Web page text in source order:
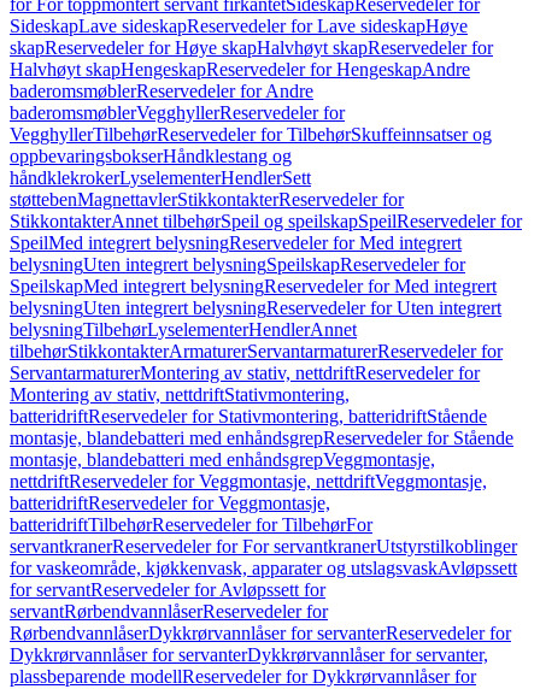
for For toppmontert servant firkantetSideskapReservedeler for
SideskapLave sideskapReservedeler for Lave sideskapHøye
skapReservedeler for Høye skapHalvhøyt skapReservedeler for
Halvhøyt skapHengeskapReservedeler for HengeskapAndre
baderomsmøblerReservedeler for Andre
baderomsmøblerVegghyllerReservedeler for
VegghyllerTilbehørReservedeler for TilbehørSkuffeinnsatser og
oppbevaringsbokserHåndklestang og
håndklekrokerLyselementerHendlerSett
støttebenMagnettavlerStikkontakterReservedeler for
StikkontakterAnnet tilbehørSpeil og speilskapSpeilReservedeler for
SpeilMed integrert belysningReservedeler for Med integrert
belysningUten integrert belysningSpeilskapReservedeler for
SpeilskapMed integrert belysningReservedeler for Med integrert
belysningUten integrert belysningReservedeler for Uten integrert
belysningTilbehørLyselementerHendlerAnnet
tilbehørStikkontakterArmaturerServantarmaturerReservedeler for
ServantarmaturerMontering av stativ, nettdriftReservedeler for
Montering av stativ, nettdriftStativmontering,
batteridriftReservedeler for Stativmontering, batteridriftStående
montasje, blandebatteri med enhåndsgrepReservedeler for Stående
montasje, blandebatteri med enhåndsgrepVeggmontasje,
nettdriftReservedeler for Veggmontasje, nettdriftVeggmontasje,
batteridriftReservedeler for Veggmontasje,
batteridriftTilbehørReservedeler for TilbehørFor
servantkranerReservedeler for For servantkranerUtstyrstilkoblinger
for vaskeområde, kjøkkenvask, apparater og utslagsvaskAvløpssett
for servantReservedeler for Avløpssett for
servantRørbendvannlåserReservedeler for
RørbendvannlåserDykkrørvannlåser for servanterReservedeler for
Dykkrørvannlåser for servanterDykkrørvannlåser for servanter,
plassbeparende modellReservedeler for Dykkrørvannlåser for